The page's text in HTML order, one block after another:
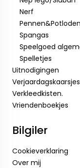
Nerf
Pennen&Potloden
Spangas
Speelgoed
Spelletjes
Uitnodigingen
Verjaardagskaarsjes
Verkleedkisten.
Vriendenboekjes
Bilgiler
Cookieverklaring
Over mij